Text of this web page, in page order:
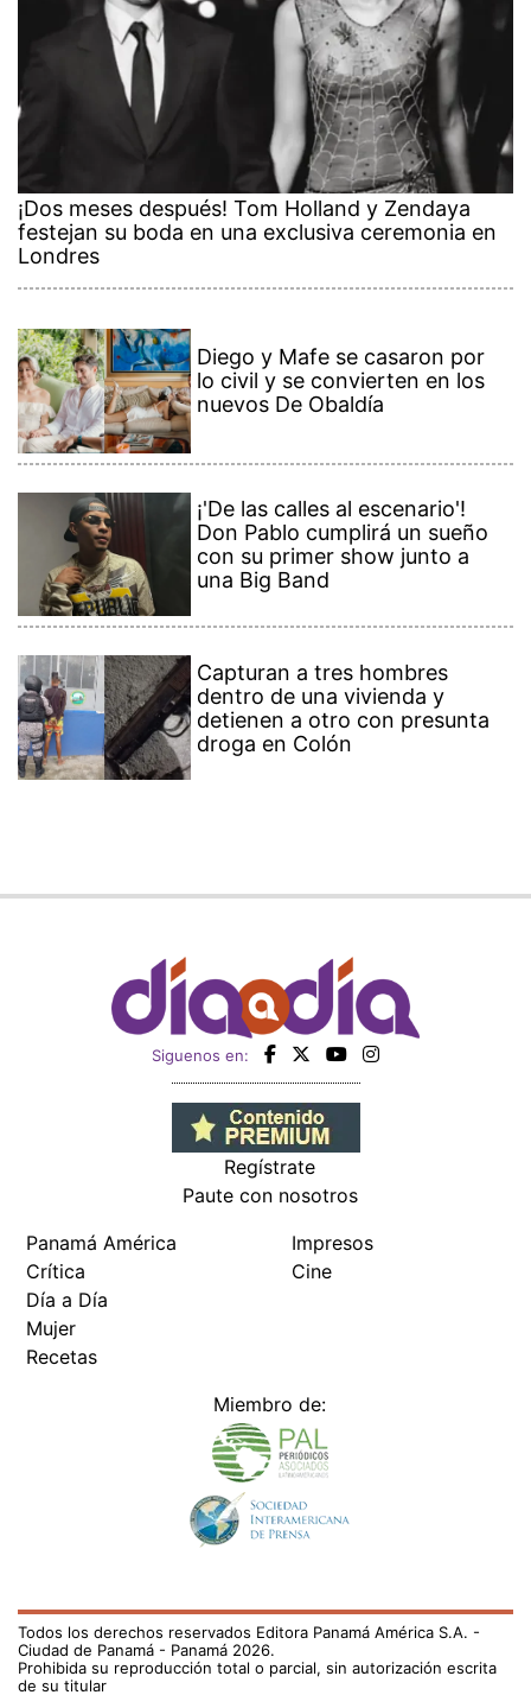
¡Dos meses después! Tom Holland y Zendaya
festejan su boda en una exclusiva ceremonia en
Londres
Diego y Mafe se casaron por
lo civil y se convierten en los
nuevos De Obaldía
¡'De las calles al escenario'!
Don Pablo cumplirá un sueño
con su primer show junto a
una Big Band
Capturan a tres hombres
dentro de una vivienda y
detienen a otro con presunta
droga en Colón
Siguenos en:
Regístrate
Paute con nosotros
Panamá América
Crítica
Día a Día
Mujer
Recetas
Impresos
Cine
Miembro de:
Todos los derechos reservados Editora Panamá América S.A. -
Ciudad de Panamá - Panamá 2026.
Prohibida su reproducción total o parcial, sin autorización escrita
de su titular